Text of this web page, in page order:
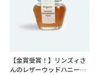
【金賞受賞！】リンズィさ
んのレザーウッドハニー